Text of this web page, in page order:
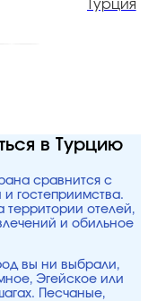
Турция
в Турцию
сравнится с
и гостеприимства.
территории отелей,
и обильное
вы ни выбрали,
Эгейское или
Песчаные,